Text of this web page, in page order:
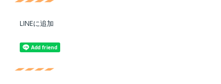
LINEに追加